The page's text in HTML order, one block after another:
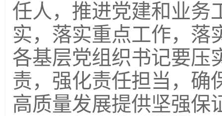
任人，推进党建和业务
实，落实重点工作，落
各基层党组织书记要压
责，强化责任担当，确
高质量发展提供坚强保